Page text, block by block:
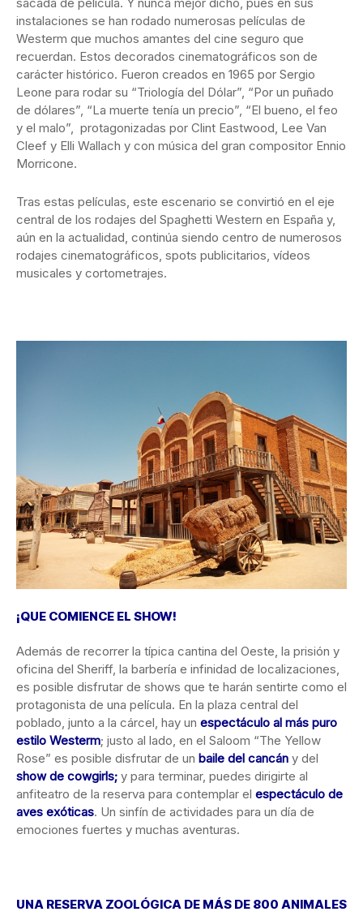
sacada de película. Y nunca mejor dicho, pues en sus
instalaciones se han rodado numerosas películas de
Westerm que muchos amantes del cine seguro que
recuerdan. Estos decorados cinematográficos son de
carácter histórico. Fueron creados en 1965 por Sergio
Leone para rodar su “Triología del Dólar”, “Por un puñado
de dólares”, “La muerte tenía un precio”, “El bueno, el feo
y el malo”, protagonizadas por Clint Eastwood, Lee Van
Cleef y Elli Wallach y con música del gran compositor Ennio
Morricone.
Tras estas películas, este escenario se convirtió en el eje
central de los rodajes del Spaghetti Western en España y,
aún en la actualidad, continúa siendo centro de numerosos
rodajes cinematográficos, spots publicitarios, vídeos
musicales y cortometrajes.
¡QUE COMIENCE EL SHOW!
Además de recorrer la típica cantina del Oeste, la prisión y
oficina del Sheriff, la barbería e infinidad de localizaciones,
es posible disfrutar de shows que te harán sentirte como el
protagonista de una película. En la plaza central del
poblado, junto a la cárcel, hay un espectáculo al más puro
estilo Westerm; justo al lado, en el Saloom “The Yellow
Rose” es posible disfrutar de un baile del cancán y del
show de cowgirls; y para terminar, puedes dirigirte al
anfiteatro de la reserva para contemplar el espectáculo de
aves exóticas. Un sinfín de actividades para un día de
emociones fuertes y muchas aventuras.
UNA RESERVA ZOOLÓGICA DE MÁS DE 800 ANIMALES